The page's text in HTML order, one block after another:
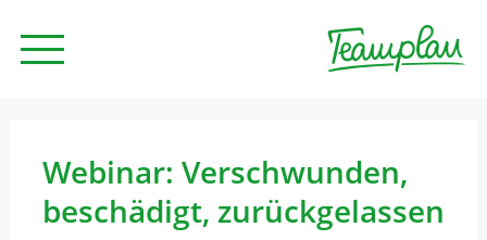
Beratung
Webinar: Verschwunden,
beschädigt, zurückgelassen